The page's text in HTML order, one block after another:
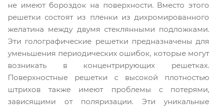
не имеют бороздок на поверхности. Вместо этого
решетки состоят из пленки из дихромированного
желатина между двумя стеклянными подложками.
Эти голографические решетки предназначены для
уменьшения периодических ошибок, которые могут
возникать в концентрирующих решетках.
Поверхностные решетки с высокой плотностью
штрихов также имеют проблемы с потерями,
зависящими от поляризации. Эти уникальные